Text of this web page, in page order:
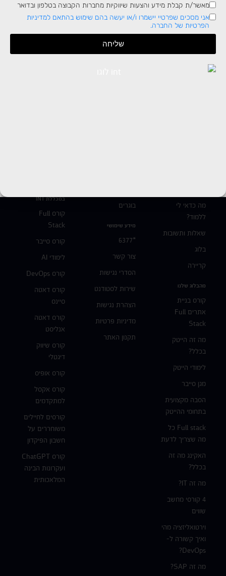
עמוקה, והופך את הנתונים היבשים
לתובנות שמניעות...
#אבטחתמידע
מה כדאי לי
ללמוד?
שאלות ותשובות
בלוג
קריירה
מהבלוג שלנו
קורס בניית
אתרים Full
Stack
מה זה הייטק
בכלל?
לימודי הייטק
מגן סייבר
הסבה מקצועית
בתחומי ההייטק
Full stack כל
מה שצריך לדעת
האקינג מה זה
בכלל?
מה זה IT?
4 קורסי מחשב
שווים
וירטואליזציה מהי
ואיך קשורה ל-
DevOps?
מה זה SAP?
בוגרים
מידע שימושי
*6377
צור קשר
הסדרי נגישות
שירות לסטודנט
הצהרת נגישות
מדיניות פרטיות
תקנון האתר
במכללת INT
קורס Full
Stack
קורס סייבר
לימודי AI
קורס DevOps
קורס דאטה
סיינס
קורס דאטה
אנליסט
קורס שיווק
דיגטלי
קורס אופיס
קורס אקסל
למתקדמים
קורסים לחיילים
משוחררים על
חשבון הפיקדון
קורס ChatGPT
ועקרונות הבינה
המלאכותית
מאשר/ת קבלת מידע והצעות שיווקיות מחברות הקבוצה בטלפון ובדואר
אני מסכים שפרטיי יישמרו ו/או יעשה בהם שימוש בהתאם למדיניות
הפרטיות של החברה.
שליחה